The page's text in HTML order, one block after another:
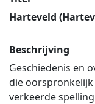
Harteveld
Beschrijving
Geschiedenis en
die
verkeerde